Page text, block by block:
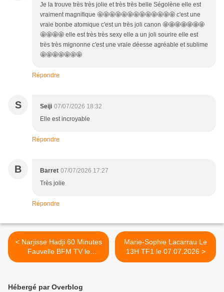
Je la trouve très très jolie et très très belle Ségolène elle est
vraiment magnifique 🤩🤩🤩🤩🤩🤩🤩🤩🤩🤩🤩🤩🤩 c'est une
vraie bonbe atomique c'est un très joli canon 🤩🤩🤩🤩🤩🤩🤩
🤩🤩🤩🤩 elle est très très sexy elle a un joli sourire elle est
très très mignonne c'est une vraie déesse agréable et sublime
🤩🤩🤩🤩🤩🤩🤩
Répondre
S Seiji 07/07/2026 18:32
Elle est incroyable
Répondre
B Barret 07/07/2026 17:27
Très jolie
Répondre
< Narjisse Hadji 60 Minutes
Fauvelle BFM TV le
06.07.2026
Marie-Sophie Lacarrau Le
13H TF1 le 07.07.2026 >
Hébergé par Overblog